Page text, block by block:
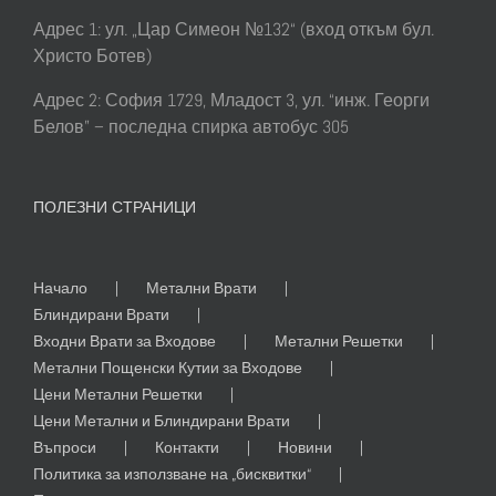
Адрес 1: ул. „Цар Симеон №132“ (вход откъм бул.
Христо Ботев)
Адрес 2: София 1729, Младост 3, ул. “инж. Георги
Белов” – последна спирка автобус 305
ПОЛЕЗНИ СТРАНИЦИ
Начало
Метални Врати
Блиндирани Врати
Входни Врати за Входове
Метални Решетки
Метални Пощенски Кутии за Входове
Цени Метални Решетки
Цени Метални и Блиндирани Врати
Въпроси
Контакти
Новини
Политика за използване на „бисквитки“